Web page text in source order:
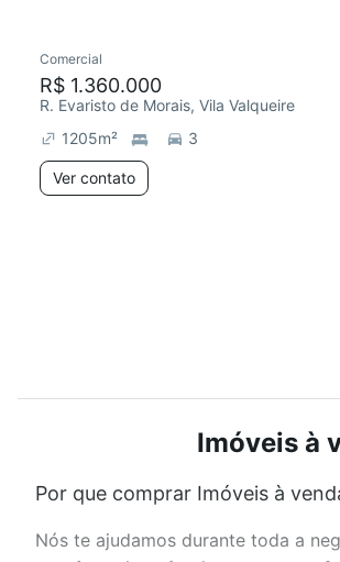
Chegou este mês
Comercial
R$ 1.360.000
R. Evaristo de Morais, Vila Valqueire
1205m² 3
Ver contato
Imóveis à
Por que comprar Imóveis à
Nós te ajudamos durante toda a